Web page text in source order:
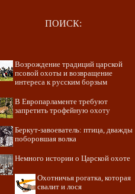
ПОИСК:
Возрождение традиций царской
псовой охоты и возвращение
интереса к русским борзым
В Европарламенте требуют
запретить трофейную охоту
Беркут-завоеватель: птица, дважды
поборовшая волка
Немного истории о Царской охоте
Охотничья рогатка, которая
свалит и лося